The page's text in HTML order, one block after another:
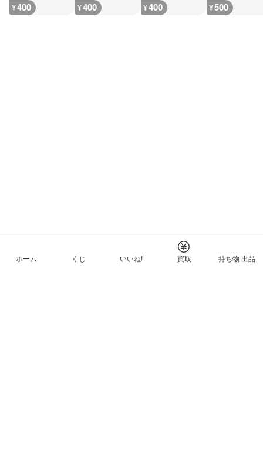
¥400 ¥400 ¥400 ¥500
ホーム くじ いいね! 買取 持ち物 出品